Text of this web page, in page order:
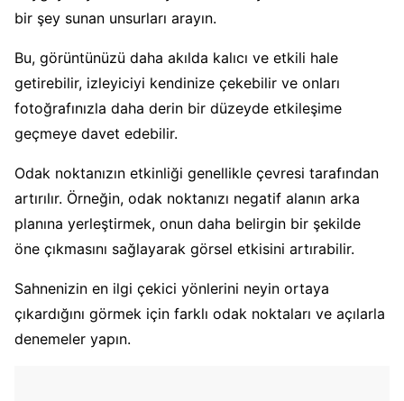
bir şey sunan unsurları arayın.
Bu, görüntünüzü daha akılda kalıcı ve etkili hale
getirebilir, izleyiciyi kendinize çekebilir ve onları
fotoğrafınızla daha derin bir düzeyde etkileşime
geçmeye davet edebilir.
Odak noktanızın etkinliği genellikle çevresi tarafından
artırılır. Örneğin, odak noktanızı negatif alanın arka
planına yerleştirmek, onun daha belirgin bir şekilde
öne çıkmasını sağlayarak görsel etkisini artırabilir.
Sahnenizin en ilgi çekici yönlerini neyin ortaya
çıkardığını görmek için farklı odak noktaları ve açılarla
denemeler yapın.